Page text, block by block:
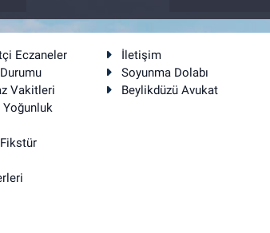
Eczaneler
Vakitleri
İletişim
Soyunma Dolabı
Beylikdüzü Avukat